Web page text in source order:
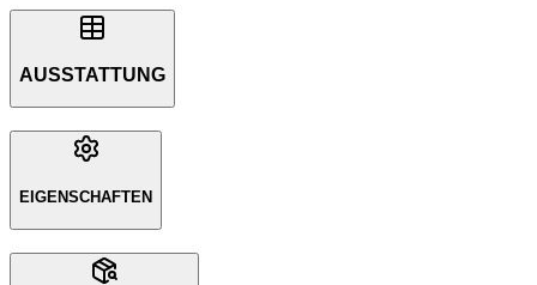
AUSSTATTUNG
EIGENSCHAFTEN